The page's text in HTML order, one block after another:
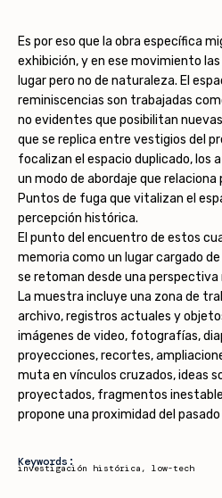
Es por eso que la obra específica
exhibición, y en ese movimiento
lugar pero no de naturaleza. El
reminiscencias son trabajadas
no evidentes que posibilitan
que se replica entre vestigios del
focalizan el espacio duplicado, los
un modo de abordaje que
Puntos de fuga que vitalizan el
percepción histórica.
El punto del encuentro de estos
memoria como un lugar cargado
se retoman desde una perspectiva
La muestra incluye una zona de
archivo, registros actuales y
imágenes de video, fotografías,
proyecciones, recortes,
muta en vínculos cruzados, ideas
proyectados, fragmentos
propone una proximidad del
Keywords:
investigación histórica , low-tech